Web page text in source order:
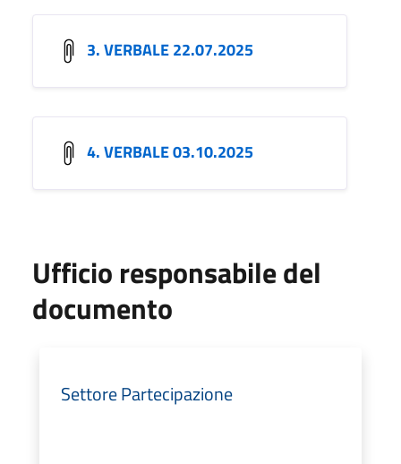
3. VERBALE 22.07.2025
4. VERBALE 03.10.2025
Ufficio responsabile del
documento
Settore Partecipazione